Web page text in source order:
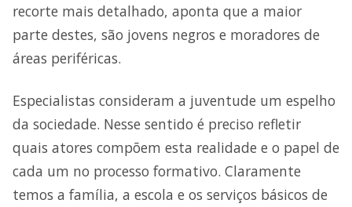
recorte mais detalhado, aponta que a maior
parte destes, são jovens negros e moradores de
áreas periféricas.
Especialistas consideram a juventude um espelho
da sociedade. Nesse sentido é preciso refletir
quais atores compõem esta realidade e o papel de
cada um no processo formativo. Claramente
temos a família, a escola e os serviços básicos de